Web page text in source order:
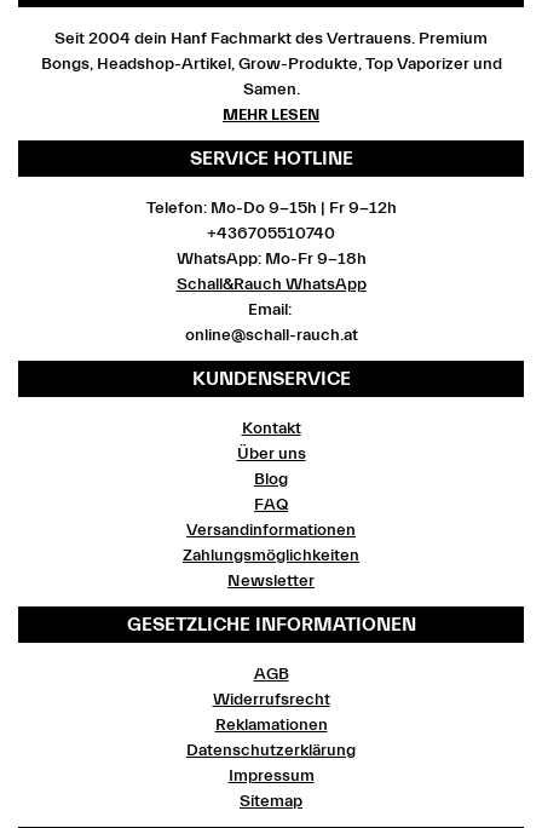
Seit 2004 dein Hanf Fachmarkt des Vertrauens. Premium
Bongs, Headshop-Artikel, Grow-Produkte, Top Vaporizer und
Samen.
MEHR LESEN
SERVICE HOTLINE
Telefon: Mo-Do 9-15h | Fr 9-12h
+436705510740
WhatsApp: Mo-Fr 9-18h
Schall&Rauch WhatsApp
Email:
online@schall-rauch.at
KUNDENSERVICE
Kontakt
Über uns
Blog
FAQ
Versandinformationen
Zahlungsmöglichkeiten
Newsletter
GESETZLICHE INFORMATIONEN
AGB
Widerrufsrecht
Reklamationen
Datenschutzerklärung
Impressum
Sitemap